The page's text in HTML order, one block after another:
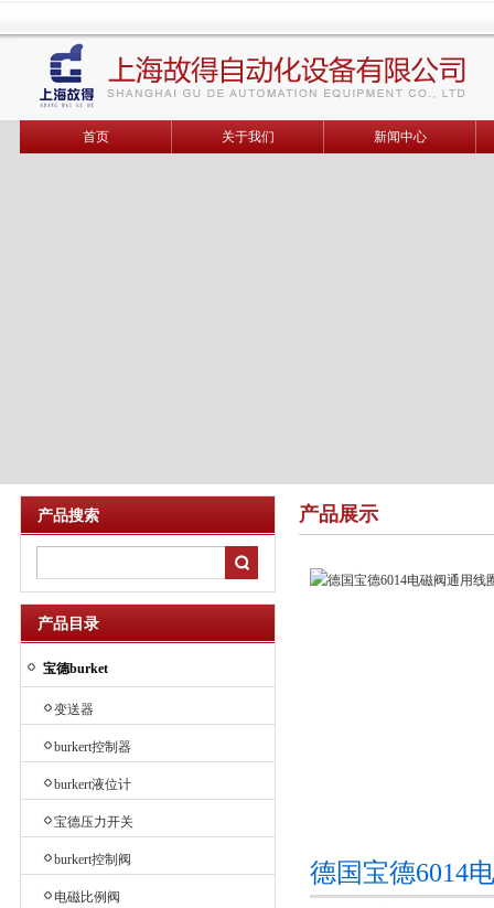
首页 关于我们 新闻中心
产品搜索
产品目录
宝德burket
变送器
burkert控制器
burkert液位计
宝德压力开关
burkert控制阀
电磁比例阀
产品展示
德国宝德6014